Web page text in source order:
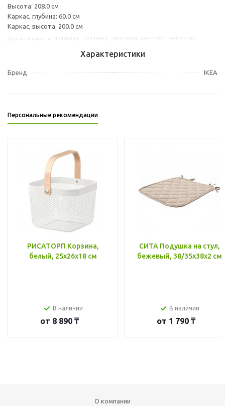
Высота: 208.0 см
Каркас, глубина: 60.0 см
Каркас, высота: 200.0 см
Характеристики
Бренд IKEA
Персональные рекомендации
РИСАТОРП Корзина,
белый, 25x26x18 см
В наличии
от 8 890 ₸
СИТА Подушка на стул,
бежевый, 38/35x38x2 см
В наличии
от 1 790 ₸
О компании